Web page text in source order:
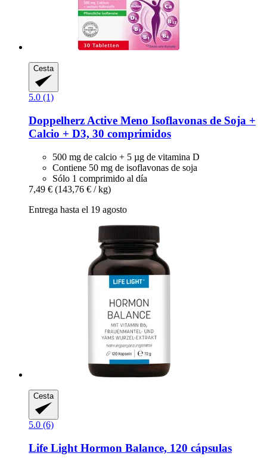
Cesta
5.0 (1)
Doppelherz Active Meno Isoflavonas de Soja +
Calcio + D3, 30 comprimidos
500 mg de calcio + 5 µg de vitamina D
Contiene 50 mg de isoflavonas de soja
Sólo 1 comprimido al día
7,49 € (143,76 € / kg)
Entrega hasta el 19 agosto
Cesta
5.0 (6)
Life Light Hormon Balance, 120 cápsulas